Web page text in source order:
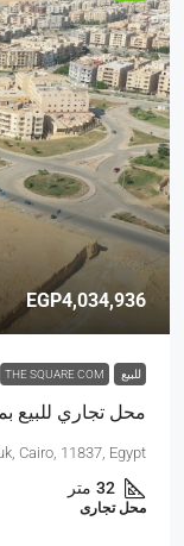
EGP4,034,936
للبيع THE SQUARE COM
محل تجاري للبيع
Cairo, 11837, Egypt
32 متر
محل تجارى